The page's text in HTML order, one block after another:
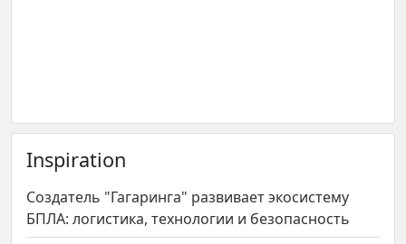
Inspiration
Создатель "Гагаринга" развивает экосистему
БПЛА: логистика, технологии и безопасность